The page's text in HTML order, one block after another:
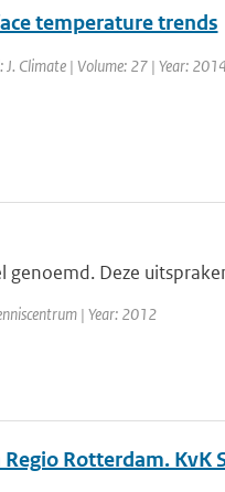
temperature trends
Climate | Volume: 27 | Year:
Deze
| Year: 2012
Rotterdam. KvK